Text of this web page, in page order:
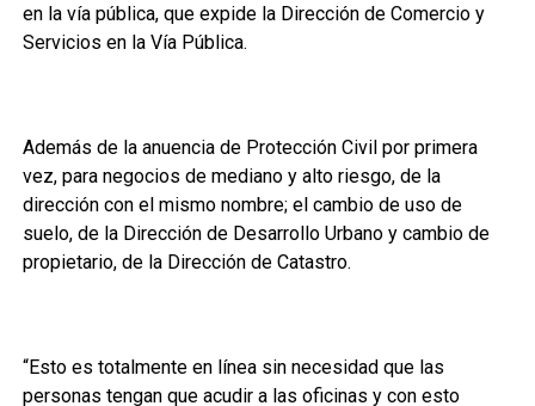
en la vía pública, que expide la Dirección de Comercio y
Servicios en la Vía Pública.
Además de la anuencia de Protección Civil por primera
vez, para negocios de mediano y alto riesgo, de la
dirección con el mismo nombre; el cambio de uso de
suelo, de la Dirección de Desarrollo Urbano y cambio de
propietario, de la Dirección de Catastro.
“Esto es totalmente en línea sin necesidad que las
personas tengan que acudir a las oficinas y con esto